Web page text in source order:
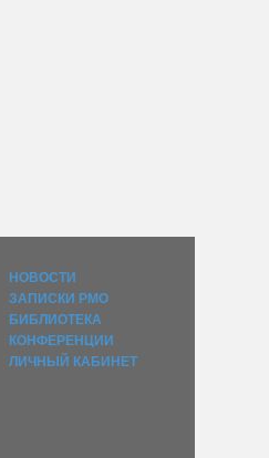
НОВОСТИ
ЗАПИСКИ РМО
БИБЛИОТЕКА
КОНФЕРЕНЦИИ
ЛИЧНЫЙ КАБИНЕТ